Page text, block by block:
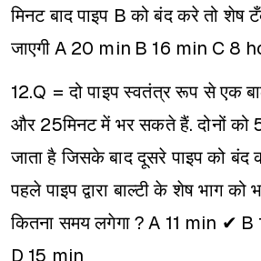
मिनट बाद पाइप B को बंद करे तो शेष
जाएगी A 20 min B 16 min C 8
12.Q = दो पाइप स्वतंत्र रूप से एक
और 25मिनट में भर सकते हैं. दोनों को
जाता है जिसके बाद दूसरे पाइप को बंद
पहले पाइप द्वारा बाल्टी के शेष भाग
कितना समय लगेगा ? A 11 min ✔ B
D 15 min